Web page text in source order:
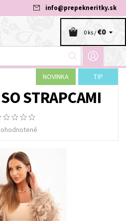
info@prepekneritky.sk
0 ks /€0
NOVINKA TIP
STRAPCAMI